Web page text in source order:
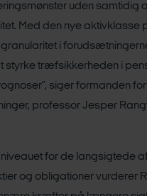
uden samtidig
Med den nye aktivklasse
i
styrke træfsikkerheden i
siger formanden
professor Jesper
for de langsigtede
og obligationer vurderer